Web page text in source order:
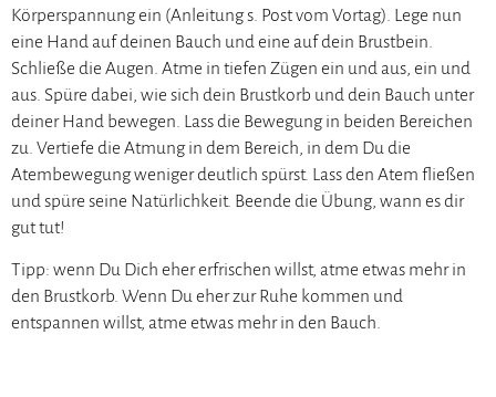
Körperspannung ein (Anleitung s. Post vom Vortag). Lege nun
eine Hand auf deinen Bauch und eine auf dein Brustbein.
Schließe die Augen. Atme in tiefen Zügen ein und aus, ein und
aus. Spüre dabei, wie sich dein Brustkorb und dein Bauch unter
deiner Hand bewegen. Lass die Bewegung in beiden Bereichen
zu. Vertiefe die Atmung in dem Bereich, in dem Du die
Atembewegung weniger deutlich spürst. Lass den Atem fließen
und spüre seine Natürlichkeit. Beende die Übung, wann es dir
gut tut!
Tipp: wenn Du Dich eher erfrischen willst, atme etwas mehr in
den Brustkorb. Wenn Du eher zur Ruhe kommen und
entspannen willst, atme etwas mehr in den Bauch.